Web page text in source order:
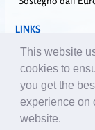
LINKS
falundafa.org (it)
faluninfo.net
minghui.org (en)
pureinsight.org
This website
cookies to
you get the
experience on
website.